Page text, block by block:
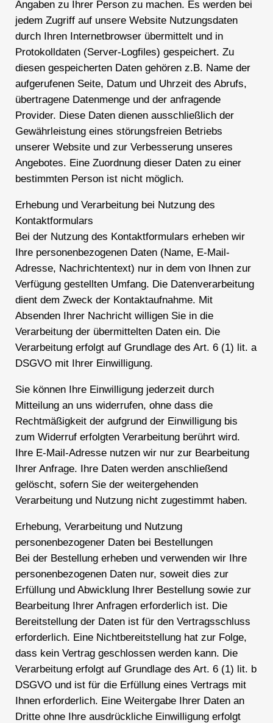
Angaben zu Ihrer Person zu machen. Es werden bei
jedem Zugriff auf unsere Website Nutzungsdaten
durch Ihren Internetbrowser übermittelt und in
Protokolldaten (Server-Logfiles) gespeichert. Zu
diesen gespeicherten Daten gehören z.B. Name der
aufgerufenen Seite, Datum und Uhrzeit des Abrufs,
übertragene Datenmenge und der anfragende
Provider. Diese Daten dienen ausschließlich der
Gewährleistung eines störungsfreien Betriebs
unserer Website und zur Verbesserung unseres
Angebotes. Eine Zuordnung dieser Daten zu einer
bestimmten Person ist nicht möglich.
Erhebung und Verarbeitung bei Nutzung des
Kontaktformulars
Bei der Nutzung des Kontaktformulars erheben wir
Ihre personenbezogenen Daten (Name, E-Mail-
Adresse, Nachrichtentext) nur in dem von Ihnen zur
Verfügung gestellten Umfang. Die Datenverarbeitung
dient dem Zweck der Kontaktaufnahme. Mit
Absenden Ihrer Nachricht willigen Sie in die
Verarbeitung der übermittelten Daten ein. Die
Verarbeitung erfolgt auf Grundlage des Art. 6 (1) lit. a
DSGVO mit Ihrer Einwilligung.
Sie können Ihre Einwilligung jederzeit durch
Mitteilung an uns widerrufen, ohne dass die
Rechtmäßigkeit der aufgrund der Einwilligung bis
zum Widerruf erfolgten Verarbeitung berührt wird.
Ihre E-Mail-Adresse nutzen wir nur zur Bearbeitung
Ihrer Anfrage. Ihre Daten werden anschließend
gelöscht, sofern Sie der weitergehenden
Verarbeitung und Nutzung nicht zugestimmt haben.
Erhebung, Verarbeitung und Nutzung
personenbezogener Daten bei Bestellungen
Bei der Bestellung erheben und verwenden wir Ihre
personenbezogenen Daten nur, soweit dies zur
Erfüllung und Abwicklung Ihrer Bestellung sowie zur
Bearbeitung Ihrer Anfragen erforderlich ist. Die
Bereitstellung der Daten ist für den Vertragsschluss
erforderlich. Eine Nichtbereitstellung hat zur Folge,
dass kein Vertrag geschlossen werden kann. Die
Verarbeitung erfolgt auf Grundlage des Art. 6 (1) lit. b
DSGVO und ist für die Erfüllung eines Vertrags mit
Ihnen erforderlich. Eine Weitergabe Ihrer Daten an
Dritte ohne Ihre ausdrückliche Einwilligung erfolgt